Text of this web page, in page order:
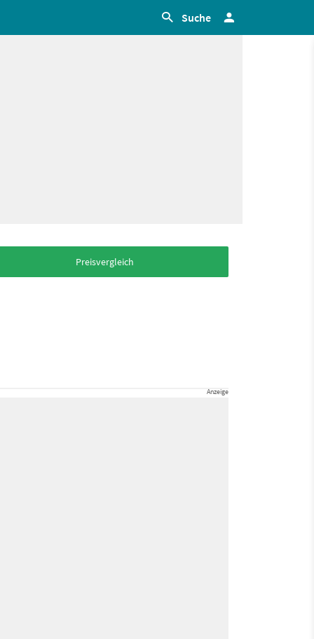
Suche
Preisvergleich